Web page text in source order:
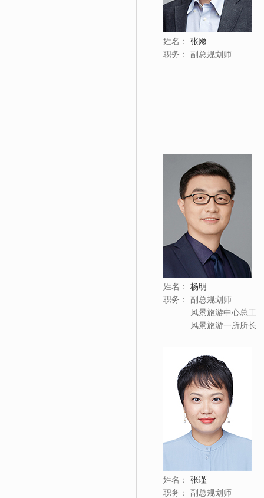
姓名：
职务：
张飏
副总规划师
姓名：
职务：
杨明
副总规划师
风景旅游中心总工
风景旅游一所所长
姓名：
职务：
张谨
副总规划师